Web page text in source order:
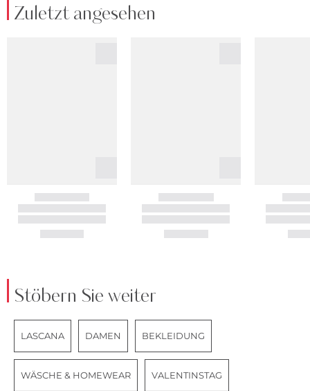
Zuletzt angesehen
Stöbern Sie weiter
LASCANA DAMEN BEKLEIDUNG
WÄSCHE & HOMEWEAR VALENTINSTAG